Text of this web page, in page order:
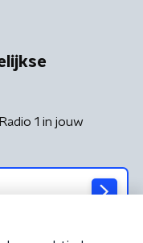
1 in jouw